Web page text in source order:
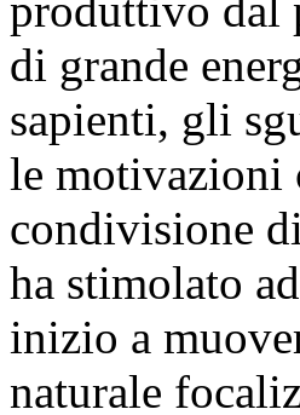
di grande
sapienti, gli
le motivazioni
condivisione
ha stimolato
inizio a
naturale